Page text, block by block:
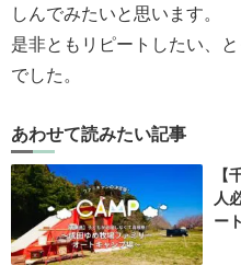
しんでみたいと思います。
是非ともリピートしたい、
でした。
あわせて読みたい記事
【
人
ー